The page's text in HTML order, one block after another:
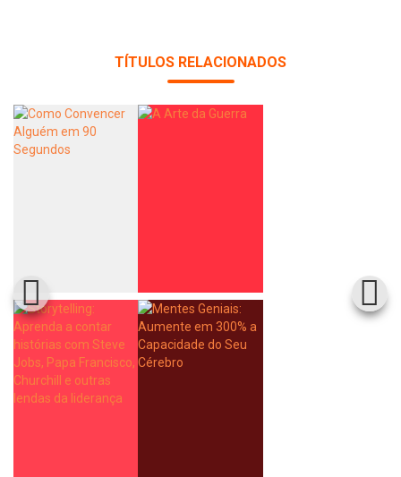
TÍTULOS RELACIONADOS